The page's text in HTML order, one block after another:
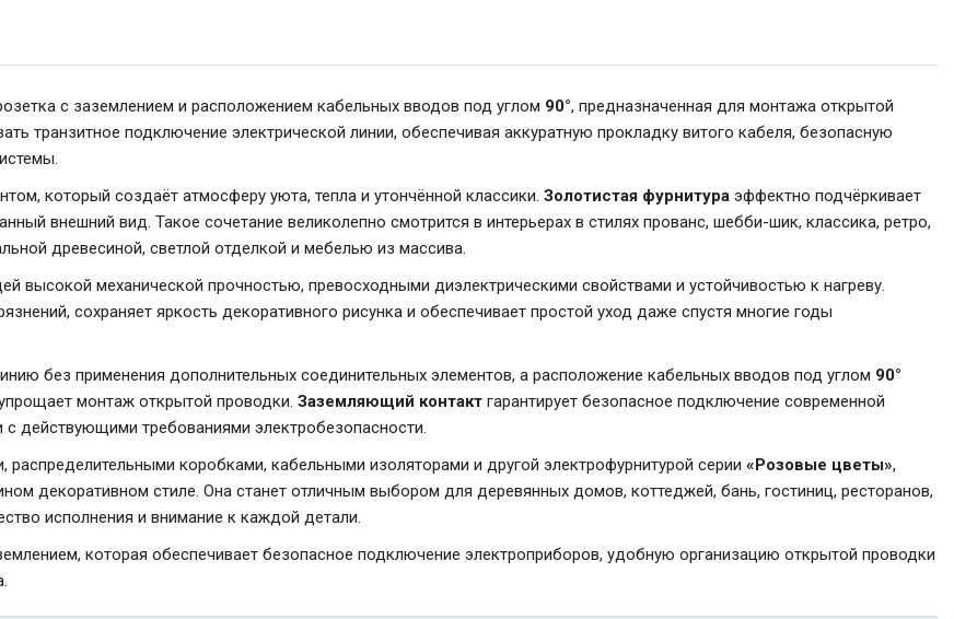
с заземлением и расположением кабельных вводов под углом 90°, предназначенная для монтажа открытой
транзитное подключение электрической линии, обеспечивая аккуратную прокладку витого кабеля, безопасную
который создаёт атмосферу уюта, тепла и утончённой классики. Золотистая фурнитура эффектно подчёркивает
внешний вид. Такое сочетание великолепно смотрится в интерьерах в стилях прованс, шебби-шик, классика, ретро,
древесиной, светлой отделкой и мебелью из массива.
высокой механической прочностью, превосходными диэлектрическими свойствами и устойчивостью к нагреву.
сохраняет яркость декоративного рисунка и обеспечивает простой уход даже спустя многие годы
без применения дополнительных соединительных элементов, а расположение кабельных вводов под углом 90°
монтаж открытой проводки. Заземляющий контакт гарантирует безопасное подключение современной
с действующими требованиями электробезопасности.
распределительными коробками, кабельными изоляторами и другой электрофурнитурой серии «Розовые цветы»,
декоративном стиле. Она станет отличным выбором для деревянных домов, коттеджей, бань, гостиниц, ресторанов,
исполнения и внимание к каждой детали.
которая обеспечивает безопасное подключение электроприборов, удобную организацию открытой проводки